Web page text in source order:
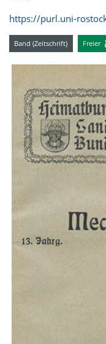
https://purl.uni-
Band (Zeitschrift) Freier